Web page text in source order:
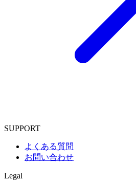
SUPPORT
よくある質問
お問い合わせ
Legal